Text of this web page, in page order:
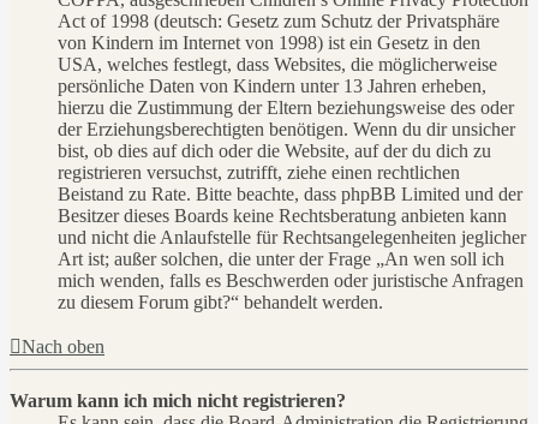
Act of 1998 (deutsch: Gesetz zum Schutz der Privatsphäre
von Kindern im Internet von 1998) ist ein Gesetz in den
USA, welches festlegt, dass Websites, die möglicherweise
persönliche Daten von Kindern unter 13 Jahren erheben,
hierzu die Zustimmung der Eltern beziehungsweise des oder
der Erziehungsberechtigten benötigen. Wenn du dir unsicher
bist, ob dies auf dich oder die Website, auf der du dich zu
registrieren versuchst, zutrifft, ziehe einen rechtlichen
Beistand zu Rate. Bitte beachte, dass phpBB Limited und der
Besitzer dieses Boards keine Rechtsberatung anbieten kann
und nicht die Anlaufstelle für Rechtsangelegenheiten jeglicher
Art ist; außer solchen, die unter der Frage „An wen soll ich
mich wenden, falls es Beschwerden oder juristische Anfragen
zu diesem Forum gibt?“ behandelt werden.
Nach oben
Warum kann ich mich nicht registrieren?